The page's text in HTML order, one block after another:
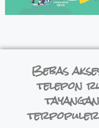
Bebas
telepon
terpopuler